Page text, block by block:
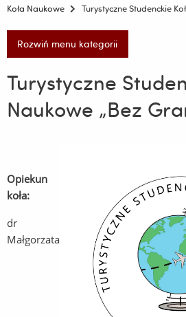
Koła Naukowe
Turystyczne Studenckie
Rozwiń menu kategorii
Turystyczne
Naukowe „Bez
Opiekun
koła:
dr
Małgorzata